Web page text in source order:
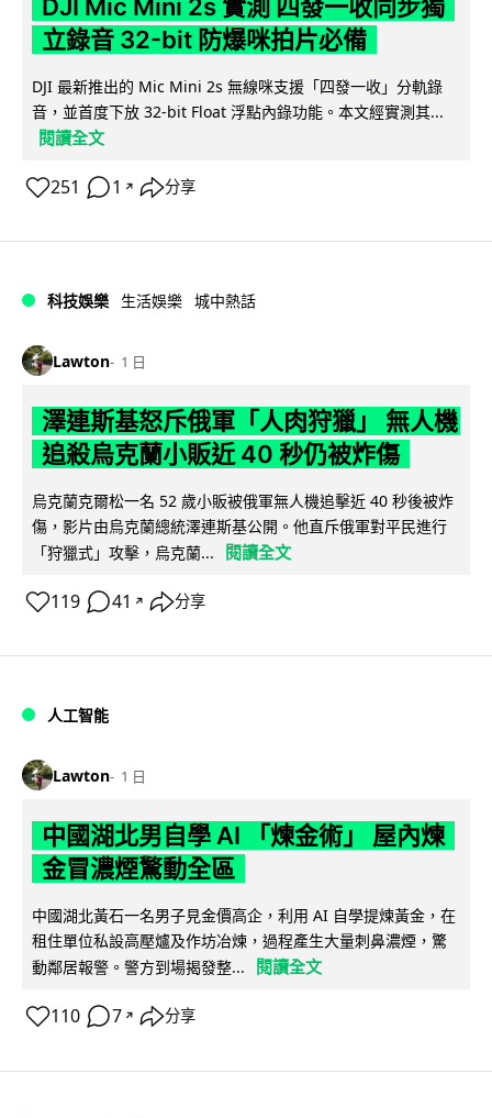
DJI Mic Mini 2s 實測 四發一收同步獨
立錄音 32-bit 防爆咪拍片必備
DJI 最新推出的 Mic Mini 2s 無線咪支援「四發一收」分軌錄
音，並首度下放 32-bit Float 浮點內錄功能。本文經實測其...
閱讀全文
251 1 ↗ 分享
科技娛樂 生活娛樂 城中熱話
Lawton 1 日
澤連斯基怒斥俄軍「人肉狩獵」 無人機
追殺烏克蘭小販近 40 秒仍被炸傷
烏克蘭克爾松一名 52 歲小販被俄軍無人機追擊近 40 秒後被炸
傷，影片由烏克蘭總統澤連斯基公開。他直斥俄軍對平民進行
「狩獵式」攻擊，烏克蘭...
閱讀全文
119 41 ↗ 分享
人工智能
Lawton 1 日
中國湖北男自學 AI 「煉金術」 屋內煉
金冒濃煙驚動全區
中國湖北黃石一名男子見金價高企，利用 AI 自學提煉黃金，在
租住單位私設高壓爐及作坊冶煉，過程產生大量刺鼻濃煙，驚
動鄰居報警。警方到場揭發整...
閱讀全文
110 7 ↗ 分享